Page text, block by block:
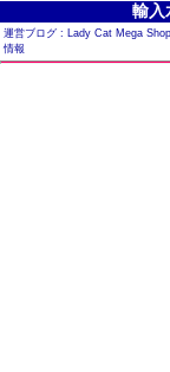
輸入
運営ブログ : Lady Cat Mega Shop
情報